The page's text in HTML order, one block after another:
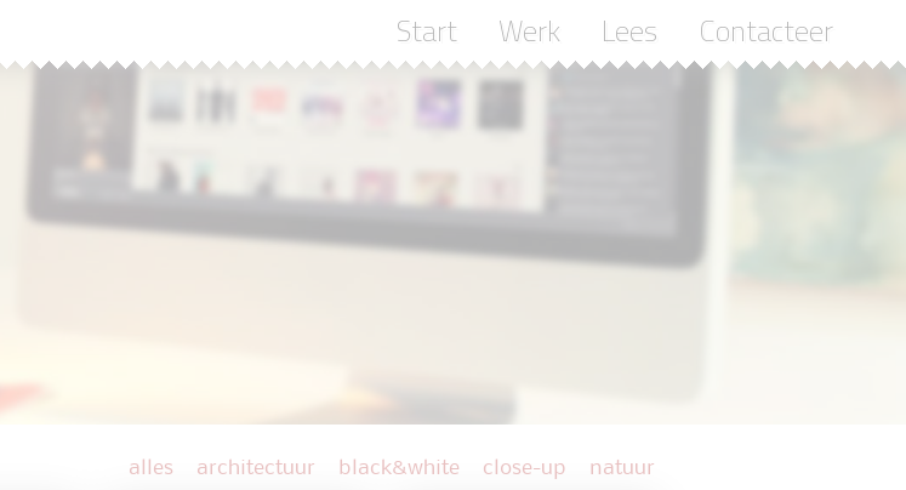
Start Werk Lees Contacteer
alles architectuur black&white close-up natuur